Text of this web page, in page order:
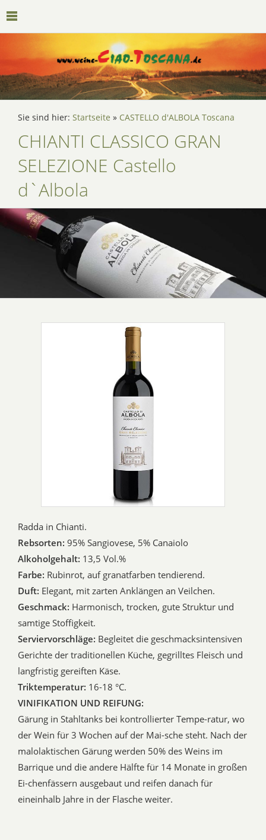
Sie sind hier: Startseite » CASTELLO d'ALBOLA Toscana
CHIANTI CLASSICO GRAN
SELEZIONE Castello
d`Albola
Radda in Chianti.
Rebsorten: 95% Sangiovese, 5% Canaiolo
Alkoholgehalt: 13,5 Vol.%
Farbe: Rubinrot, auf granatfarben tendierend.
Duft: Elegant, mit zarten Anklängen an Veilchen.
Geschmack: Harmonisch, trocken, gute Struktur und
samtige Stoffigkeit.
Serviervorschläge: Begleitet die geschmacksintensiven
Gerichte der traditionellen Küche, gegrilltes Fleisch und
langfristig gereiften Käse.
Triktemperatur: 16-18 °C.
VINIFIKATION UND REIFUNG:
Gärung in Stahltanks bei kontrollierter Tempe-ratur, wo
der Wein für 3 Wochen auf der Mai-sche steht. Nach der
malolaktischen Gärung werden 50% des Weins im
Barrique und die andere Hälfte für 14 Monate in großen
Ei-chenfässern ausgebaut und reifen danach für
eineinhalb Jahre in der Flasche weiter.